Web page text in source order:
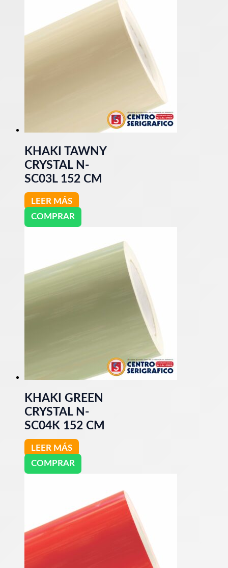
KHAKI TAWNY
CRYSTAL N-
SC03L 152 CM
LEER MÁS
COMPRAR
KHAKI GREEN
CRYSTAL N-
SC04K 152 CM
LEER MÁS
COMPRAR